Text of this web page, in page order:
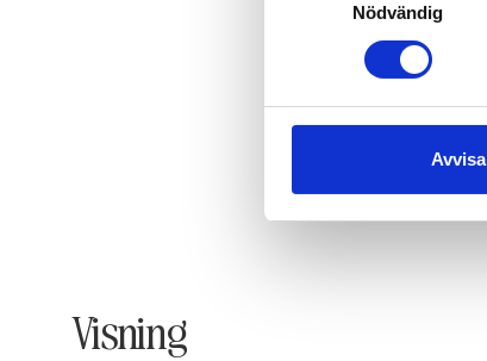
Nödvändig
Avvisa
Visning